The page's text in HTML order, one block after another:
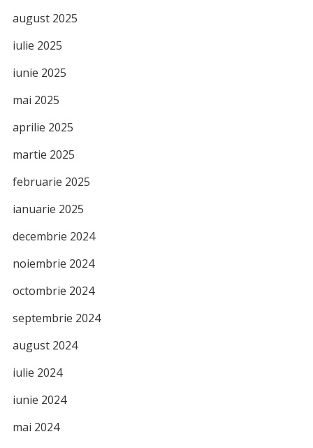
august 2025
iulie 2025
iunie 2025
mai 2025
aprilie 2025
martie 2025
februarie 2025
ianuarie 2025
decembrie 2024
noiembrie 2024
octombrie 2024
septembrie 2024
august 2024
iulie 2024
iunie 2024
mai 2024